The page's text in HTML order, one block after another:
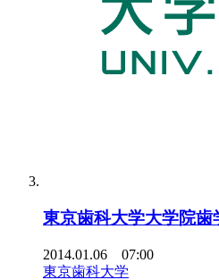
東京歯科大学大学院
2014.01.06 07:00
東京歯科大学